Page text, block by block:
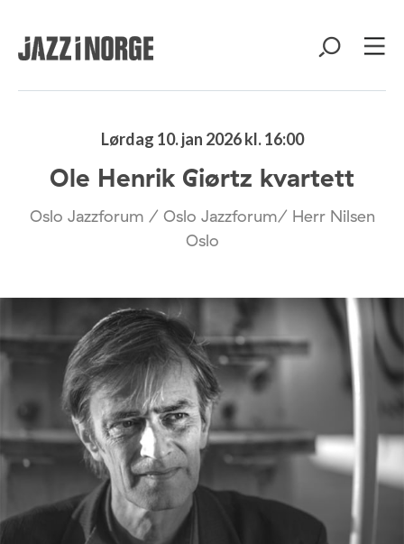
Lørdag 10. jan 2026 kl. 16:00
Ole Henrik Giørtz kvartett
Oslo Jazzforum / Oslo Jazzforum/ Herr Nilsen
Oslo